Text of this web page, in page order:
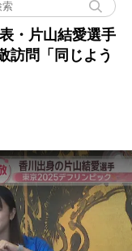
・片山結愛選手
訪問「同じよう